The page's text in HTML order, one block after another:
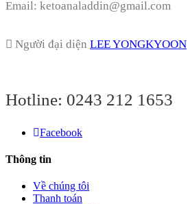
Email: ketoanaladdin@gmail.com
Người đại diện LEE YONGKYOON
Hotline: 0243 212 1653
Facebook
Thông tin
Về chúng tôi
Thanh toán